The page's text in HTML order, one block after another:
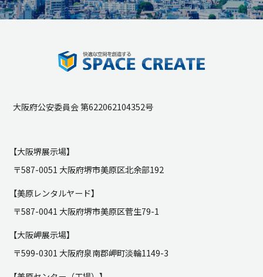
大阪府公安委員会 第622062104352号
【大阪堺展示場】
〒587-0051 大阪府堺市美原区北余部192
【美原レンタルヤード】
〒587-0041 大阪府堺市美原区菅生79-1
【大阪岬展示場】
〒599-0301 大阪府泉南郡岬町淡輪1149-3